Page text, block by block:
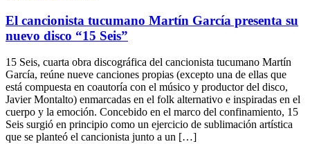
El cancionista tucumano Martín García presenta su
nuevo disco “15 Seis”
15 Seis, cuarta obra discográfica del cancionista tucumano Martín
García, reúne nueve canciones propias (excepto una de ellas que
está compuesta en coautoría con el músico y productor del disco,
Javier Montalto) enmarcadas en el folk alternativo e inspiradas en el
cuerpo y la emoción. Concebido en el marco del confinamiento, 15
Seis surgió en principio como un ejercicio de sublimación artística
que se planteó el cancionista junto a un […]